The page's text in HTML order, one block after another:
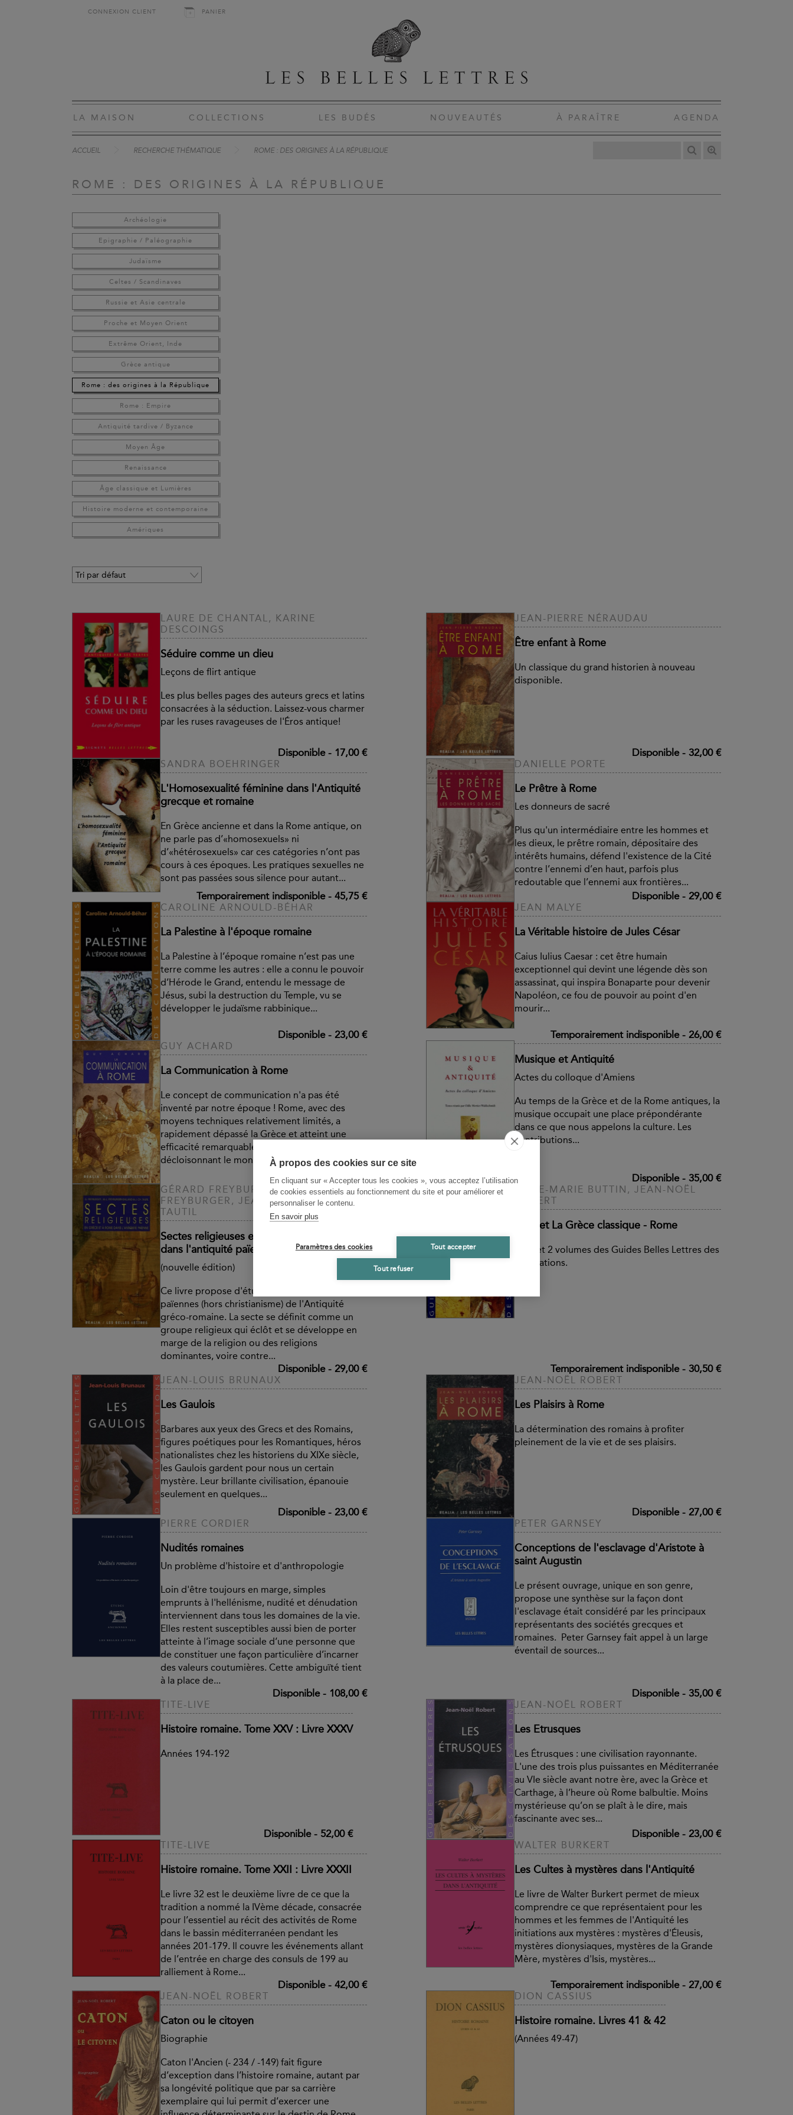
À propos des cookies sur ce site
En cliquant sur « Accepter tous les cookies », vous acceptez l’utilisation
de cookies essentiels au fonctionnement du site et pour améliorer et
personnaliser le contenu.
En savoir plus
Paramètres des cookies Tout accepter
Tout refuser
CONNEXION CLIENT PANIER
LA MAISON COLLECTIONS LES BUDÉS NOUVEAUTÉS À PARAÎTRE AGENDA
ACCUEIL RECHERCHE THÉMATIQUE ROME : DES ORIGINES À LA RÉPUBLIQUE
ROME : DES ORIGINES À LA RÉPUBLIQUE
Archéologie
Epigraphie / Paléographie
Judaïsme
Celtes / Scandinaves
Russie et Asie centrale
Proche et Moyen Orient
Extrême Orient, Inde
Grèce antique
Rome : des origines à la République
Rome : Empire
Antiquité tardive / Byzance
Moyen Âge
Renaissance
Âge classique et Lumières
Histoire moderne et contemporaine
Amériques
LAURE DE CHANTAL, KARINE
DESCOINGS
Séduire comme un dieu
Leçons de flirt antique
Les plus belles pages des auteurs grecs et latins
consacrées à la séduction. Laissez-vous charmer
par les ruses ravageuses de l'Éros antique!
Disponible- 17,00 €
JEAN-PIERRE NÉRAUDAU
Être enfant à Rome
Un classique du grand historien à nouveau
disponible.
Disponible- 32,00 €
SANDRA BOEHRINGER
L'Homosexualité féminine dans l'Antiquité
grecque et romaine
En Grèce ancienne et dans la Rome antique, on
ne parle pas d’«homosexuels» ni
d’«hétérosexuels» car ces catégories n’ont pas
cours à ces époques. Les pratiques sexuelles ne
sont pas passées sous silence pour autant...
Temporairement indisponible- 45,75 €
DANIELLE PORTE
Le Prêtre à Rome
Les donneurs de sacré
Plus qu'un intermédiaire entre les hommes et
les dieux, le prêtre romain, dépositaire des
intérêts humains, défend l'existence de la Cité
contre l’ennemi d’en haut, parfois plus
redoutable que l’ennemi aux frontières...
Disponible- 29,00 €
CAROLINE ARNOULD-BÉHAR
La Palestine à l'époque romaine
La Palestine à l’époque romaine n’est pas une
terre comme les autres : elle a connu le pouvoir
d’Hérode le Grand, entendu le message de
Jésus, subi la destruction du Temple, vu se
développer le judaïsme rabbinique...
Disponible- 23,00 €
JEAN MALYE
La Véritable histoire de Jules César
Caius Iulius Caesar : cet être humain
exceptionnel qui devint une légende dès son
assassinat, qui inspira Bonaparte pour devenir
Napoléon, ce fou de pouvoir au point d'en
mourir...
Temporairement indisponible- 26,00 €
GUY ACHARD
La Communication à Rome
Le concept de communication n'a pas été
inventé par notre époque ! Rome, avec des
moyens techniques relativement limités, a
rapidement dépassé la Grèce et atteint une
efficacité remarquable en ce domaine,
décloisonnant le monde antique...
Disponible-27,00 €
Musique et Antiquité
Actes du colloque d'Amiens
Au temps de la Grèce et de la Rome antiques, la
musique occupait une place prépondérante
dans ce que nous appelons la culture. Les
contributions...
Disponible- 35,00 €
GÉRARD FREYBURGER, MARIE-LAURE
FREYBURGER, JEAN-CHRISTIAN
TAUTIL
Sectes religieuses en Grèce et à Rome
dans l'antiquité païenne
(nouvelle édition)
Ce livre propose d'étudier les principales sectes
païennes (hors christianisme) de l'Antiquité
gréco-romaine. La secte se définit comme un
groupe religieux qui éclôt et se développe en
marge de la religion ou des religions
dominantes, voire contre...
Disponible- 29,00 €
ANNE-MARIE BUTTIN, JEAN-NOËL
ROBERT
Coffret La Grèce classique - Rome
Coffret 2 volumes des Guides Belles Lettres des
Civilisations.
Temporairement indisponible- 30,50 €
JEAN-LOUIS BRUNAUX
Les Gaulois
Barbares aux yeux des Grecs et des Romains,
figures poétiques pour les Romantiques, héros
nationalistes chez les historiens du XIXe siècle,
les Gaulois gardent pour nous un certain
mystère. Leur brillante civilisation, épanouie
seulement en quelques...
Disponible- 23,00 €
JEAN-NOËL ROBERT
Les Plaisirs à Rome
La détermination des romains à profiter
pleinement de la vie et de ses plaisirs.
Disponible- 27,00 €
PIERRE CORDIER
Nudités romaines
Un problème d'histoire et d'anthropologie
Loin d'être toujours en marge, simples
emprunts à l'hellénisme, nudité et dénudation
interviennent dans tous les domaines de la vie.
Elles restent susceptibles aussi bien de porter
atteinte à l’image sociale d’une personne que
de constituer une façon particulière d’incarner
des valeurs coutumières. Cette ambiguïté tient
à la place de...
Disponible- 108,00 €
PETER GARNSEY
Conceptions de l'esclavage d'Aristote à
saint Augustin
Le présent ouvrage, unique en son genre,
propose une synthèse sur la façon dont
l'esclavage était considéré par les principaux
représentants des sociétés grecques et
romaines. Peter Garnsey fait appel à un large
éventail de sources...
Disponible- 35,00 €
TITE-LIVE
Histoire romaine. Tome XXV : Livre XXXV
Années 194-192
Disponible- 52,00 €
JEAN-NOËL ROBERT
Les Etrusques
Les Étrusques : une civilisation rayonnante.
L'une des trois plus puissantes en Méditerranée
au VIe siècle avant notre ère, avec la Grèce et
Carthage, à l’heure où Rome balbultie. Moins
mystérieuse qu’on se plaît à le dire, mais
fascinante avec ses...
Disponible- 23,00 €
TITE-LIVE
Histoire romaine. Tome XXII : Livre XXXII
Le livre 32 est le deuxième livre de ce que la
tradition a nommé la IVème décade, consacrée
pour l’essentiel au récit des activités de Rome
dans le bassin méditerranéen pendant les
années 201-179. Il couvre les événements allant
de l’entrée en charge des consuls de 199 au
ralliement à Rome...
Disponible- 42,00 €
WALTER BURKERT
Les Cultes à mystères dans l'Antiquité
Le livre de Walter Burkert permet de mieux
comprendre ce que représentaient pour les
hommes et les femmes de l'Antiquité les
initiations aux mystères : mystères d'Éleusis,
mystères dionysiaques, mystères de la Grande
Mère, mystères d'Isis, mystères...
Temporairement indisponible- 27,00 €
JEAN-NOËL ROBERT
Caton ou le citoyen
Biographie
Caton l'Ancien (- 234 / -149) fait figure
d’exception dans l’histoire romaine, autant par
sa longévité politique que par sa carrière
exemplaire qui lui permit d’exercer une
DION CASSIUS
Histoire romaine. Livres 41 & 42
(Années 49-47)